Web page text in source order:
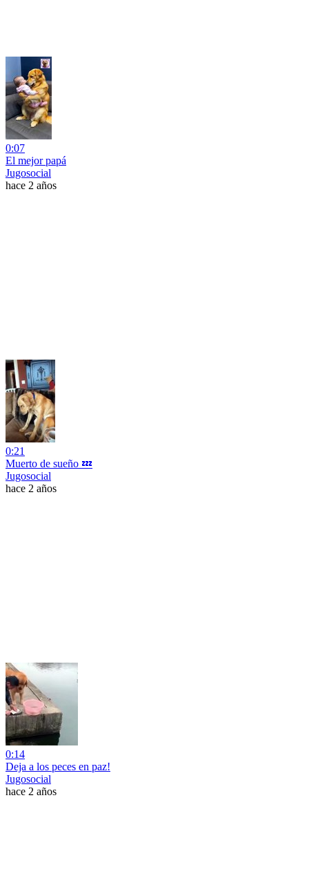
0:07
El mejor papá
Jugosocial
hace 2 años
0:21
Muerto de sueño 💤
Jugosocial
hace 2 años
0:14
Deja a los peces en paz!
Jugosocial
hace 2 años